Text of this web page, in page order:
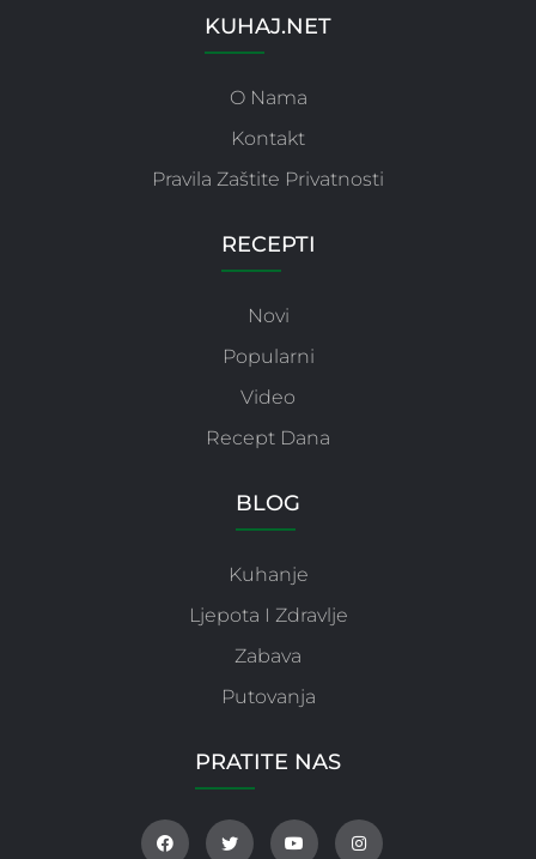
KUHAJ.NET
O Nama
Kontakt
Pravila Zaštite Privatnosti
RECEPTI
Novi
Popularni
Video
Recept Dana
BLOG
Kuhanje
Ljepota I Zdravlje
Zabava
Putovanja
PRATITE NAS